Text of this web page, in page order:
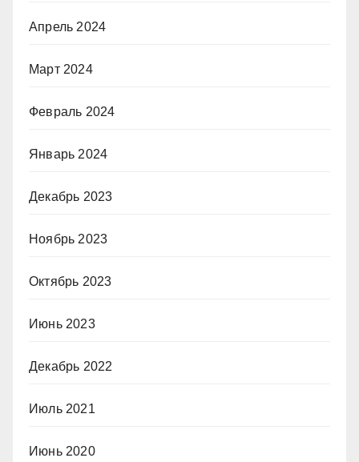
Апрель 2024
Март 2024
Февраль 2024
Январь 2024
Декабрь 2023
Ноябрь 2023
Октябрь 2023
Июнь 2023
Декабрь 2022
Июль 2021
Июнь 2020